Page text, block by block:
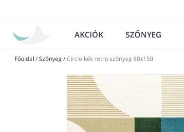
AKCIÓK SZŐNYEG
Főoldal /Szőnyeg/Circle kék retro szőnyeg 80x150